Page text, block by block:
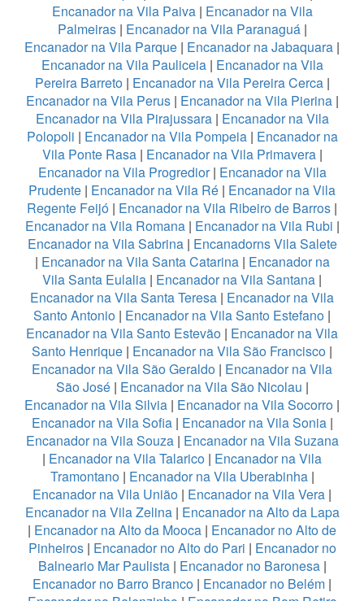
Encanador na Vila Paiva| Encanador na Vila
Palmeiras| Encanador na Vila Paranaguá|
Encanador na Vila Parque | Encanador na Jabaquara |
Encanador na Vila Pauliceia| Encanador na Vila
Pereira Barreto| Encanador na Vila Pereira Cerca|
Encanador na Vila Perus| Encanador na Vila Pierina|
Encanador na Vila Pirajussara| Encanador na Vila
Polopoli | Encanador na Vila Pompeia| Encanador na
Vila Ponte Rasa| Encanador na Vila Primavera|
Encanador na Vila Progredior| Encanador na Vila
Prudente | Encanador na Vila Ré | Encanador na Vila
Regente Feijó | Encanador na Vila Ribeiro de Barros |
Encanador na Vila Romana| Encanador na Vila Rubi |
Encanador na Vila Sabrina| Encanadorns Vila Salete
| Encanador na Vila Santa Catarina| Encanador na
Vila Santa Eulalia | Encanador na Vila Santana |
Encanador na Vila Santa Teresa | Encanador na Vila
Santo Antonio | Encanador na Vila Santo Estefano |
Encanador na Vila Santo Estevão | Encanador na Vila
Santo Henrique | Encanador na Vila São Francisco |
Encanador na Vila São Geraldo | Encanador na Vila
São José| Encanador na Vila São Nicolau |
Encanador na Vila Silvia | Encanador na Vila Socorro |
Encanador na Vila Sofia| Encanador na Vila Sonia|
Encanador na Vila Souza| Encanador na Vila Suzana
| Encanador na Vila Talarico | Encanador na Vila
Tramontano| Encanador na Vila Uberabinha|
Encanador na Vila União | Encanador na Vila Vera |
Encanador na Vila Zelina| Encanador na Alto da Lapa
| Encanador na Alto da Mooca | Encanador no Alto de
Pinheiros| Encanador no Alto do Pari | Encanador no
Balneario Mar Paulista| Encanador no Baronesa|
Encanador no Barro Branco | Encanador no Belém |